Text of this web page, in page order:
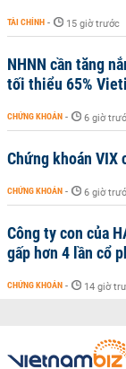
TÀI CHÍNH - 15 giờ trước
NHNN cần tăng
tối thiểu 65%
CHỨNG KHOÁN - 6 giờ
Chứng khoán VIX
CHỨNG KHOÁN - 6 giờ
Công ty con của
gấp hơn 4 lần cổ
CHỨNG KHOÁN - 14 giờ